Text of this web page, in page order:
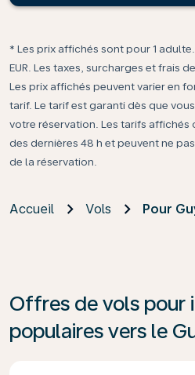
* Les prix affichés sont pour 1
EUR. Les taxes, surcharges et frais
Les prix affichés peuvent varier en
tarif. Le tarif est garanti dès que
votre réservation. Les tarifs affichés
des dernières 48 h et peuvent ne
de la réservation.
Accueil Vols Pour
Offres de vols pour
populaires vers le